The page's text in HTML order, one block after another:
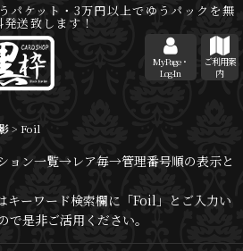
パケット・3万円以上でゆうパックを無
発送致します！
MyPage・
Log-In
ご利用案
内
> Foil
ョン一覧→レア毎→管理番号順の表示と
キーワード検索欄に「Foil」とご入力い
是非ご活用ください。